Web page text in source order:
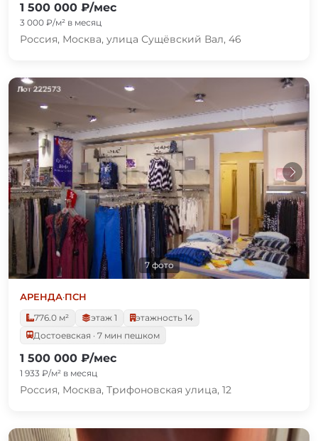
1 500 000 ₽/мес
3 000 ₽/м² в месяц
Россия, Москва, улица Сущёвский Вал, 46
7 фото
АРЕНДА·ПСН
776.0 м²
этаж 1
этажность 14
Достоевская · 7 мин пешком
1 500 000 ₽/мес
1 933 ₽/м² в месяц
Россия, Москва, Трифоновская улица, 12